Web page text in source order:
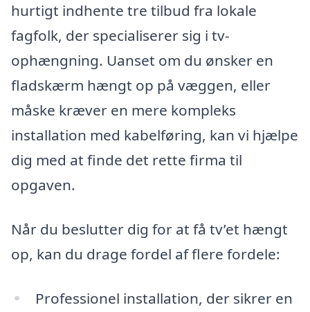
hurtigt indhente tre tilbud fra lokale
fagfolk, der specialiserer sig i tv-
ophængning. Uanset om du ønsker en
fladskærm hængt op på væggen, eller
måske kræver en mere kompleks
installation med kabelføring, kan vi hjælpe
dig med at finde det rette firma til
opgaven.
Når du beslutter dig for at få tv’et hængt
op, kan du drage fordel af flere fordele:
Professionel installation, der sikrer en